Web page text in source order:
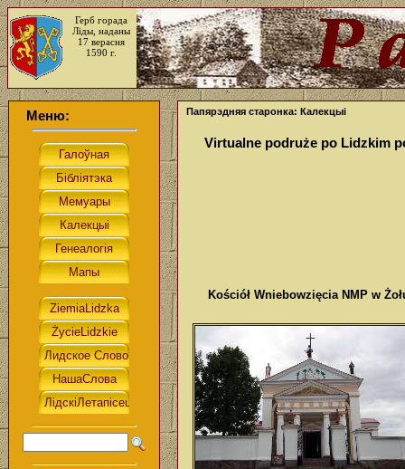
Герб горада
Ліды, наданы
17 верасня
1590 г.
Меню: Папярэдняя старонка: Калекцыі
Virtualne podruże po Lidzkim
Kościół Wniebowzięcia NMP w